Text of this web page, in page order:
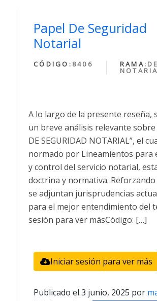
Papel De Seguridad
Notarial
CÓDIGO: 8406 RAMA:
A lo largo de la presente reseña,
un breve análisis relevante sobre
DE SEGURIDAD NOTARIAL”, el
normado por Lineamientos para
y control del servicio notarial,
doctrina y normativa.
se adjuntan jurisprudencias
para el mejor entendimiento del
sesión para ver másCódigo: […]
Iniciar sesión para ver más
Publicado el 3 junio, 2025 por